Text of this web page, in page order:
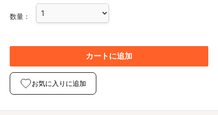
数量：
カートに追加
お気に入りに追加